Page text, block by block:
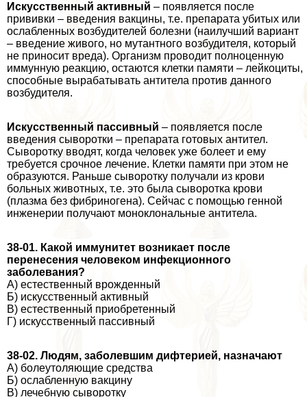
Искусственный активный – появляется после
прививки – введения вакцины, т.е. препарата убитых или
ослабленных возбудителей болезни (наилучший вариант
– введение живого, но мутантного возбудителя, который
не приносит вреда). Организм проводит полноценную
иммунную реакцию, остаются клетки памяти – лейкоциты,
способные выpaбатывать антитела против данного
возбудителя.
Искусственный пассивный – появляется после
введения сыворотки – препарата готовых антител.
Сыворотку вводят, когда человек уже болеет и ему
требуется срочное лечение. Клетки памяти при этом не
образуются. Раньше сыворотку получали из крови
больных животных, т.е. это была сыворотка крови
(плазма без фибриногена). Сейчас с помощью генной
инженерии получают моноклональные антитела.
38-01. Какой иммунитет возникает после
перенесения человеком инфекционного
заболевания?
А) естественный врожденный
Б) искусственный активный
В) естественный приобретенный
Г) искусственный пассивный
38-02. Людям, заболевшим дифтерией, назначают
А) болеутоляющие средства
Б) ослабленную вакцину
В) лечебную сыворотку